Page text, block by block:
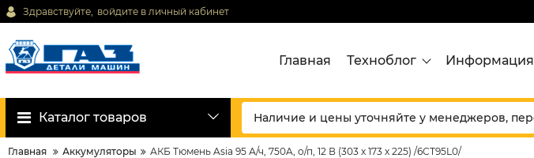
Здравствуйте, войдите в личный кабинет
Главная Техноблог Информация
Каталог товаров
Главная Аккумуляторы АКБ Тюмень Asia 95 А/ч, 750A, о/п, 12 В (303 х 173 х 225) /6CT95L0/